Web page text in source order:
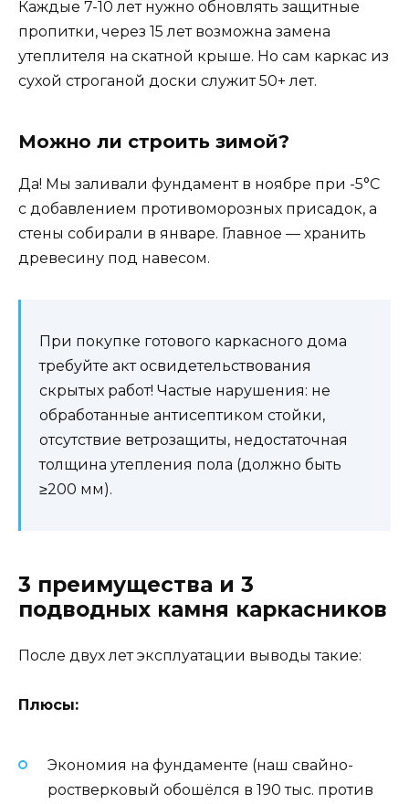
Каждые 7-10 лет нужно обновлять защитные
пропитки, через 15 лет возможна замена
утеплителя на скатной крыше. Но сам каркас из
сухой строганой доски служит 50+ лет.
Можно ли строить зимой?
Да! Мы заливали фундамент в ноябре при -5°С
с добавлением противоморозных присадок, а
стены собирали в январе. Главное — хранить
древесину под навесом.
При покупке готового каркасного дома
требуйте акт освидетельствования
скрытых работ! Частые нарушения: не
обработанные антисептиком стойки,
отсутствие ветрозащиты, недостаточная
толщина утепления пола (должно быть
≥200 мм).
3 преимущества и 3
подводных камня каркасников
После двух лет эксплуатации выводы такие:
Плюсы:
Экономия на фундаменте (наш свайно-
ростверковый обошёлся в 190 тыс. против